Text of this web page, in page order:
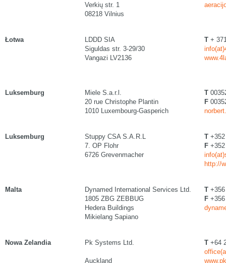
Verkių str. 1
08218 Vilnius
Łotwa
LDDD SIA
Siguldas str. 3-29/30
Vangazi LV2136
T +
Luksemburg
Miele S.a.r.l.
20 rue Christophe Plantin
1010 Luxembourg-Gasperich
T
F
Luksemburg
Stuppy CSA S.A.R.L
7. OP Flohr
6726 Grevenmacher
T
F
http://
Malta
Dynamed International Services Ltd.
1805 ZBG ZEBBUG
Hedera Buildings
Mikielang Sapiano
T
F
Nowa Zelandia Pk Systems Ltd.
Auckland
T +64